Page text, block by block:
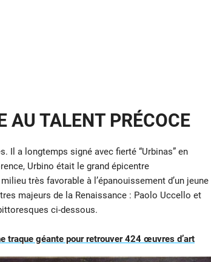
AU TALENT PRÉCOCE
Il a longtemps signé avec fierté “Urbinas” en
Urbino était le grand épicentre
très favorable à l’épanouissement d’un jeune
majeurs de la Renaissance : Paolo Uccello et
ci-dessous.
traque géante pour retrouver 424 œuvres d’art